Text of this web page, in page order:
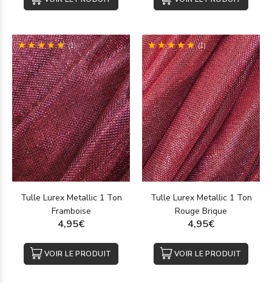
(1)
Tulle Lurex Metallic 1 Ton
Framboise
4,95€
VOIR LE PRODUIT
(1)
Tulle Lurex Metallic 1 Ton
Rouge Brique
4,95€
VOIR LE PRODUIT